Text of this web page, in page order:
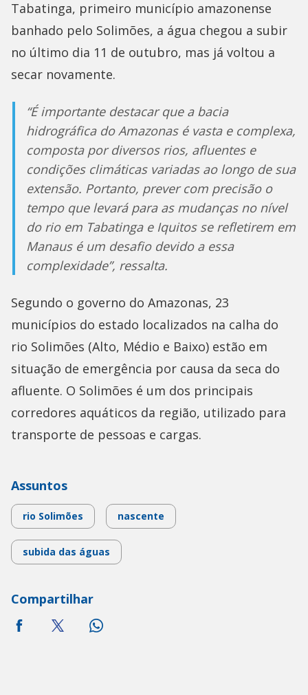
Tabatinga, primeiro município amazonense
banhado pelo Solimões, a água chegou a subir
no último dia 11 de outubro, mas já voltou a
secar novamente.
“É importante destacar que a bacia
hidrográfica do Amazonas é vasta e complexa,
composta por diversos rios, afluentes e
condições climáticas variadas ao longo de sua
extensão. Portanto, prever com precisão o
tempo que levará para as mudanças no nível
do rio em Tabatinga e Iquitos se refletirem em
Manaus é um desafio devido a essa
complexidade”, ressalta.
Segundo o governo do Amazonas, 23
municípios do estado localizados na calha do
rio Solimões (Alto, Médio e Baixo) estão em
situação de emergência por causa da seca do
afluente. O Solimões é um dos principais
corredores aquáticos da região, utilizado para
transporte de pessoas e cargas.
Assuntos
rio Solimões nascente
subida das águas
Compartilhar